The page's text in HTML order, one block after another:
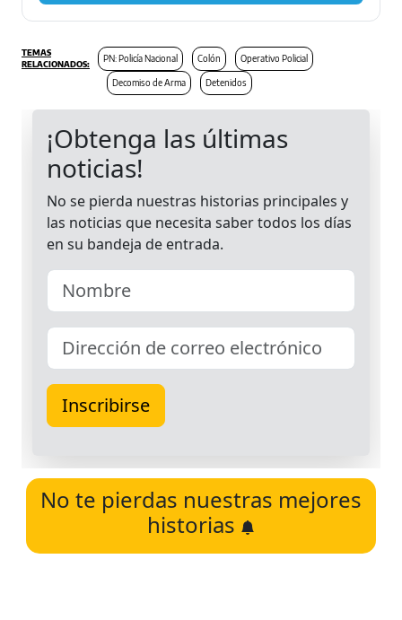
PN: Policía Nacional Colón Operativo Policial
Decomiso de Arma Detenidos
No te pierdas nuestras mejores
historias